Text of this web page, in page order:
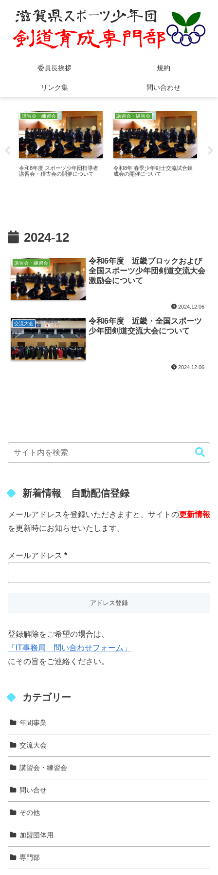
委員長挨拶 規約
リンク集 問い合わせ
講習会・練習会
令和8年度 スポーツ少年団指導者
講習会・稽古会の開催について
講習会・練習会
令和8年 春季少年剣士交流試合錬
成会の開催について
2024-12
講習会・練習会
令和6年度 近畿ブロックおよび
全国スポーツ少年団剣道交流大会
激励会について
2024.12.06
交流大会
令和6年度 近畿・全国スポーツ
少年団剣道交流大会について
2024.12.06
新着情報 自動配信登録
メールアドレスを登録いただきますと、サイトの更新情報
を更新時にお知らせいたします。
メールアドレス *
登録解除をご希望の場合は、
「IT事務局 問い合わせフォーム」
にその旨をご連絡ください。
カテゴリー
年間事業
交流大会
講習会・練習会
問い合せ
その他
加盟団体用
専門部